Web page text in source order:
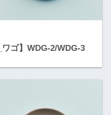
ワゴ】WDG-2/WDG-3